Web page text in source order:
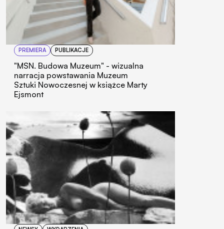
PREMIERA PUBLIKACJE
"MSN. Budowa Muzeum" - wizualna
narracja powstawania Muzeum
Sztuki Nowoczesnej w książce Marty
Ejsmont